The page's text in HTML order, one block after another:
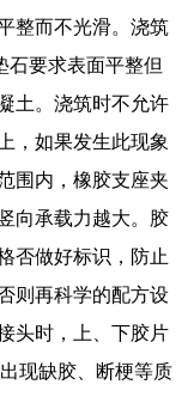
整而不光滑。浇筑
石要求表面平整但
土。浇筑时不允许
，如果发生此现象
围内，橡胶支座夹
向承载力越大。胶
否做好标识，防止
则再科学的配方设
头时，上、下胶片
现缺胶、断梗等质